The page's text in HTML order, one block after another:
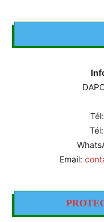
Email: